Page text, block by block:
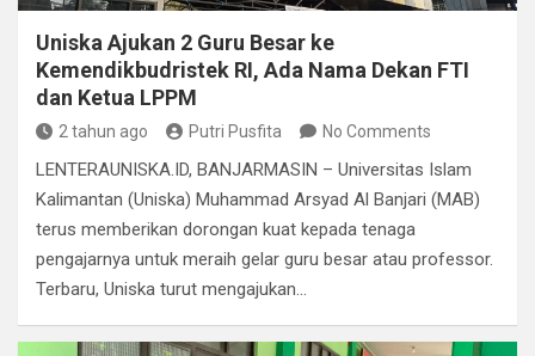
Uniska Ajukan 2 Guru Besar ke
Kemendikbudristek RI, Ada Nama Dekan FTI
dan Ketua LPPM
2 tahun ago Putri Pusfita No Comments
LENTERAUNISKA.ID, BANJARMASIN – Universitas Islam
Kalimantan (Uniska) Muhammad Arsyad Al Banjari (MAB)
terus memberikan dorongan kuat kepada tenaga
pengajarnya untuk meraih gelar guru besar atau professor.
Terbaru, Uniska turut mengajukan…